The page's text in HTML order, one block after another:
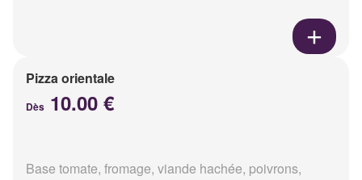
Pizza orientale
Dès 10.00 €
Base tomate, fromage, viande hachée, poivrons,